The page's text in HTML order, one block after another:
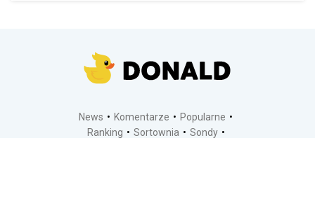
News Komentarze
Popularne
Ranking
Sortownia
Sondy